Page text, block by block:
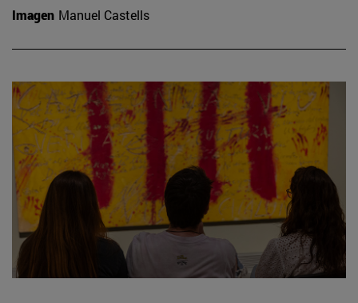
Imagen Manuel Castells